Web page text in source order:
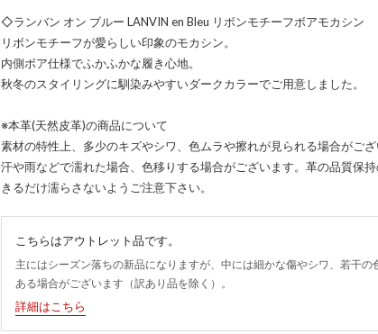
◇ランバン オン ブルー LANVIN en Bleu リボンモチーフボアモカシン
リボンモチーフが愛らしい印象のモカシン。
内側ボア仕様でふかふかな履き心地。
秋冬のスタイリングに馴染みやすいダークカラーでご用意しました。
※本革(天然皮革)の商品について
素材の特性上、多少のキズやシワ、色ムラや擦れが見られる場合がござ
汗や雨などで濡れた場合、色移りする場合がございます。革の品質保
きるだけ濡らさないようご注意下さい。
こちらはアウトレット品です。
主にはシーズン落ちの新品になりますが、中には細かな傷やシワ、若干の
ある場合がございます（訳あり品を除く）。
詳細はこちら